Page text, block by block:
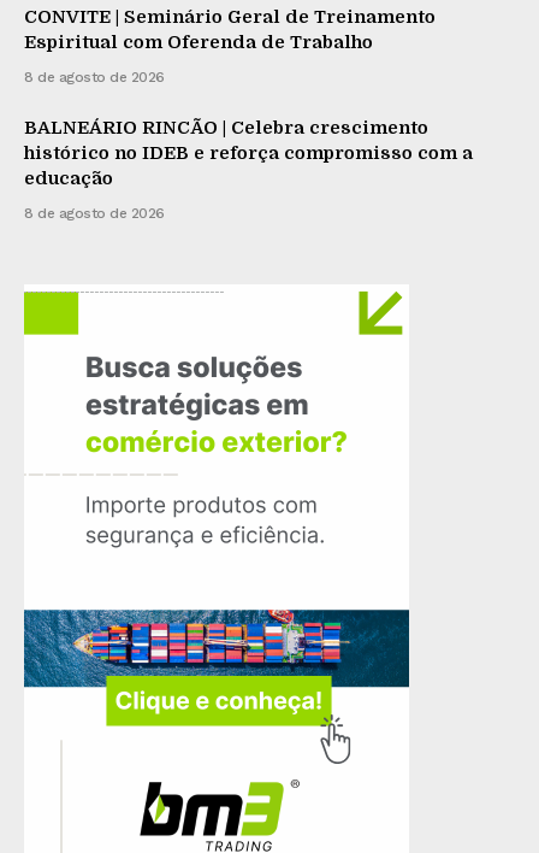
CONVITE | Seminário Geral de Treinamento
Espiritual com Oferenda de Trabalho
8 de agosto de 2026
BALNEÁRIO RINCÃO | Celebra crescimento
histórico no IDEB e reforça compromisso com a
educação
8 de agosto de 2026